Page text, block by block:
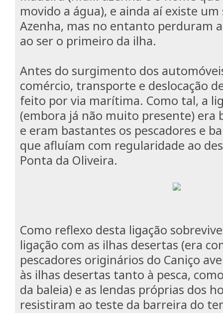
movido a água), e ainda aí existe
Azenha, mas no entanto perduram
ao ser o primeiro da ilha.
Antes do surgimento dos
comércio, transporte e deslocação
feito por via marítima. Como tal, a
(embora já não muito presente) era
e eram bastantes os pescadores e
que afluíam com regularidade ao
Ponta da Oliveira.
Como reflexo desta ligação
ligação com as ilhas desertas (era
pescadores originários do Caniço
às ilhas desertas tanto à pesca,
da baleia) e as lendas próprias dos
resistiram ao teste da barreira do